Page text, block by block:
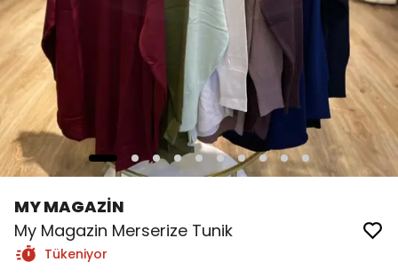
MY MAGAZİN
My Magazin Merserize Tunik
Tükeniyor